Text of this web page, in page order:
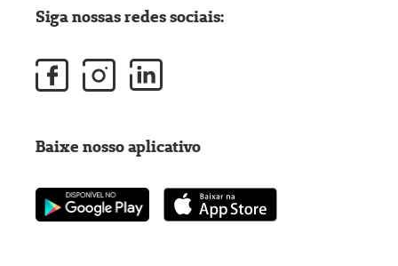
Siga nossas redes sociais:
Baixe nosso aplicativo